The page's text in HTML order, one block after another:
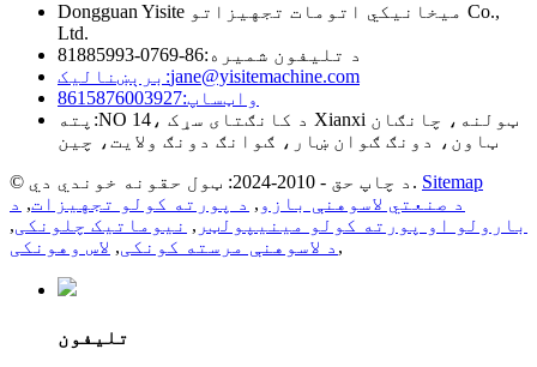
Dongguan Yisite میخانیکي اتومات تجهیزاتو Co.,
Ltd.
د تلیفون شمیره:86-0769-81885993
برېښناليک:jane@yisitemachine.com
واټساپ:8615876003927
پته:NO 14، د کانګتای سړک Xianxi ټولنه، چانګان
ټاون، دونګ ګوان ښار، ګوانګ دونګ ولایت، چین
© د چاپ حق - 2010-2024: ټول حقونه خوندي دي. Sitemap
د صنعتي لاسوهنې بازو , د پورته کولو تجهیزات, د
بارولو او پورته کولو مینیپولټر , نیوماتیک چلونکی,
د لاسوهنې مرسته کونکی, لاس وهونکی ,
تلیفون